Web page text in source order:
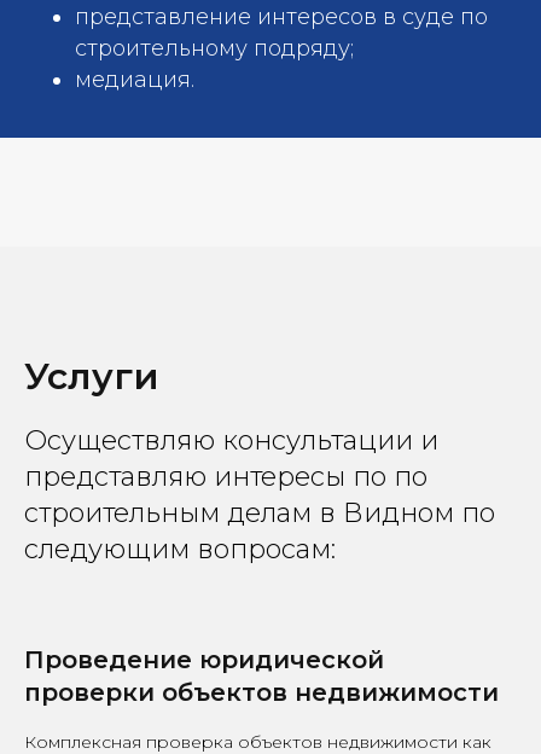
представление интересов в суде по
строительному подряду;
медиация.
Услуги
Осуществляю консультации и
представляю интересы по по
строительным делам в Видном по
следующим вопросам:
Проведение юридической
проверки объектов недвижимости
Комплексная проверка объектов недвижимости как